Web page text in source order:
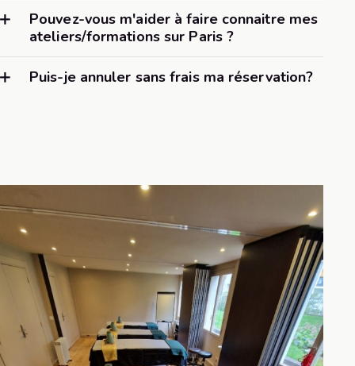
Pouvez-vous m'aider à faire connaitre mes
ateliers/formations sur Paris ?
Puis-je annuler sans frais ma réservation?